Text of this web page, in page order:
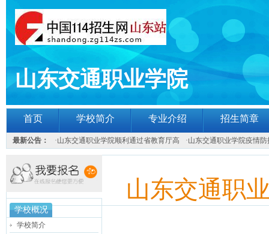
山东交通职业学院
首页 学校简介 专业介绍 招生简章
最新公告： ·山东交通职业学院顺利通过省教育厅高 ·山东交通职业学院疫情
学校概况
学校简介
山东交通职